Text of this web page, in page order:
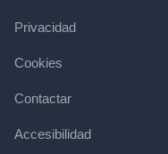
Privacidad
Cookies
Contactar
Accesibilidad